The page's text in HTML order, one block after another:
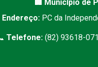
🏢 Município de
Endereço: PC da
Telefone:(82) 93618-